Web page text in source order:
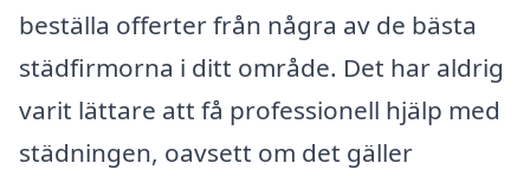
beställa offerter från några av de bästa
städfirmorna i ditt område. Det har aldrig
varit lättare att få professionell hjälp med
städningen, oavsett om det gäller